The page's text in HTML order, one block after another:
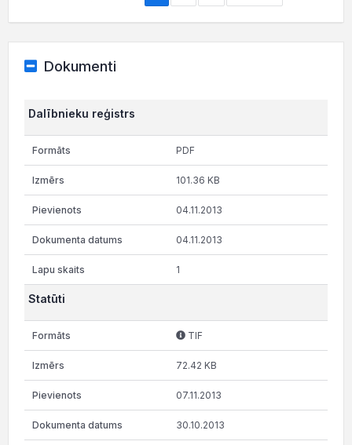
Dokumenti
Dalībnieku reģistrs
PDF
101.36 KB
04.11.2013
04.11.2013
1
Statūti
TIF
72.42 KB
07.11.2013
30.10.2013